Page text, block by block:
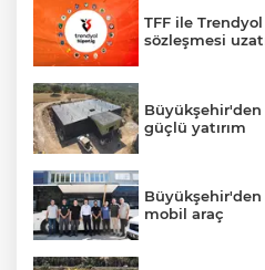
TFF ile
sözleşmesi
Büyükşehir'den
güçlü yatırım
Büyükşehir'den
mobil araç